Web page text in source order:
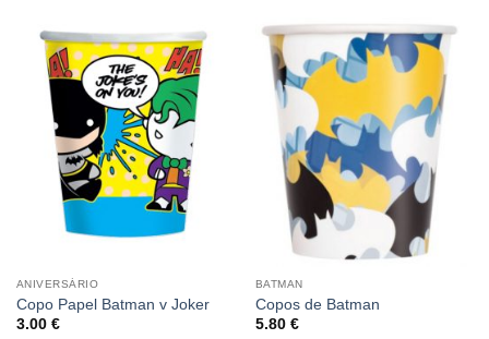
ANIVERSÁRIO
Copo Papel Batman v Joker
3.00 €
BATMAN
Copos de Batman
5.80 €